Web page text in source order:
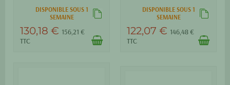
DISPONIBLE SOUS 1
SEMAINE
130,18 € 156,21 €
TTC
DISPONIBLE SOUS 1
SEMAINE
122,07 € 146,48 €
TTC